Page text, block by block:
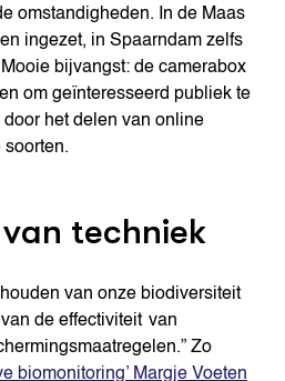
omstandigheden. In de Maas
ingezet, in Spaarndam zelfs
bijvangst: de camerabox
om geïnteresseerd publiek te
het delen van online
soorten.
techniek
van onze biodiversiteit
de effectiviteit van
Zo
biomonitoring’ Margje Voeten